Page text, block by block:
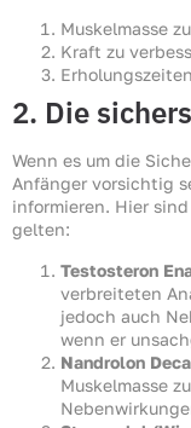
Muskelmasse
Kraft zu
2. Die
Wenn es um die
Anfänger vorsichtig
informieren. Hier
gelten:
Testosteron
verbreiteten
jedoch auch
wenn er
Nandrolon
Muskelmasse